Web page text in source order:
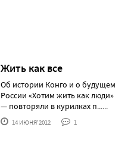
Жить как все
Об истории Конго и о будущем
России «Хотим жить как люди»
— повторяли в курилках п......
14 ИЮНЯ'2012 1